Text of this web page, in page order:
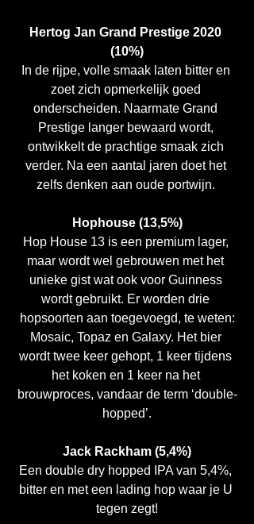
Hertog Jan Grand Prestige 2020
(10%)
In de rijpe, volle smaak laten bitter en
zoet zich opmerkelijk goed
onderscheiden. Naarmate Grand
Prestige langer bewaard wordt,
ontwikkelt de prachtige smaak zich
verder. Na een aantal jaren doet het
zelfs denken aan oude portwijn.
Hophouse (13,5%)
Hop House 13 is een premium lager,
maar wordt wel gebrouwen met het
unieke gist wat ook voor Guinness
wordt gebruikt. Er worden drie
hopsoorten aan toegevoegd, te weten:
Mosaic, Topaz en Galaxy. Het bier
wordt twee keer gehopt, 1 keer tijdens
het koken en 1 keer na het
brouwproces, vandaar de term ‘double-
hopped’.
Jack Rackham (5,4%)
Een double dry hopped IPA van 5,4%,
bitter en met een lading hop waar je U
tegen zegt!